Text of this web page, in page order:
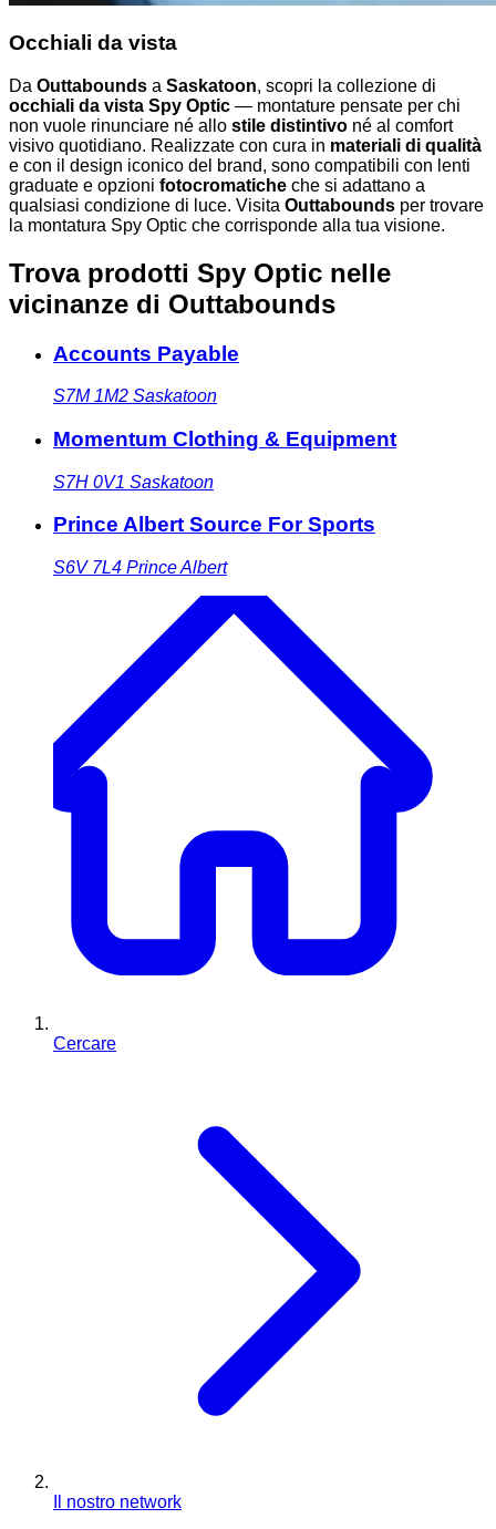
Occhiali da vista
Da Outtabounds a Saskatoon, scopri la collezione di
occhiali da vista Spy Optic — montature pensate per chi
non vuole rinunciare né allo stile distintivo né al comfort
visivo quotidiano. Realizzate con cura in materiali di qualità
e con il design iconico del brand, sono compatibili con lenti
graduate e opzioni fotocromatiche che si adattano a
qualsiasi condizione di luce. Visita Outtabounds per trovare
la montatura Spy Optic che corrisponde alla tua visione.
Trova prodotti Spy Optic nelle
vicinanze di Outtabounds
Accounts Payable
S7M 1M2 Saskatoon
Momentum Clothing & Equipment
S7H 0V1 Saskatoon
Prince Albert Source For Sports
S6V 7L4 Prince Albert
Cercare
Il nostro network